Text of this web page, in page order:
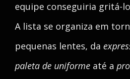
equipe conseguiria gritá-
A lista se organiza em
pequenas lentes, da
paleta de uniforme até a